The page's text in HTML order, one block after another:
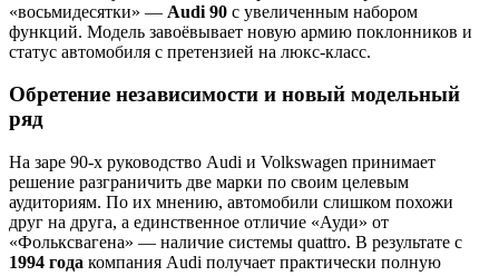
«восьмидесятки» — Audi 90 с увеличенным набором
функций. Модель завоёвывает новую армию поклонников и
статус автомобиля с претензией на люкс-класс.
Обретение независимости и новый модельный
ряд
На заре 90-х руководство Audi и Volkswagen принимает
решение разграничить две марки по своим целевым
аудиториям. По их мнению, автомобили слишком похожи
друг на друга, а единственное отличие «Ауди» от
«Фольксвагена» — наличие системы quattro. В результате с
1994 года компания Audi получает практически полную